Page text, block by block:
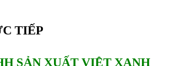
TIẾP
SẢN XUẤT VIỆT XANH